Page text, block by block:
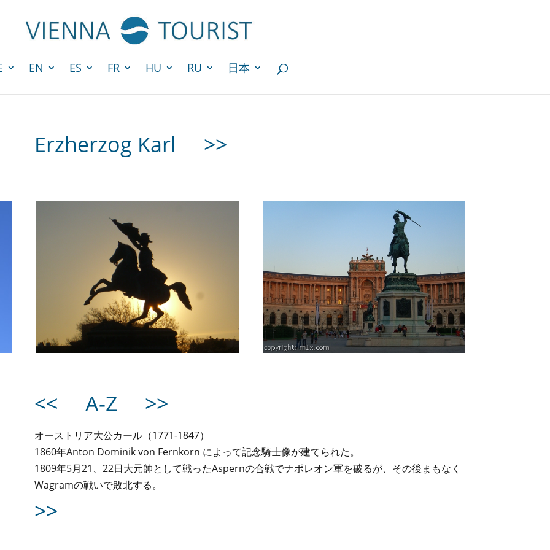
EN ES FR HU RU 日本
Erzherzog Karl >>
<< A-Z >>
オーストリア大公カール（1771-1847）
1860年Anton Dominik von Fernkorn によって記念騎士像が建てられた。
1809年5月21、22日大元帥として戦ったAspernの合戦でナポレオン軍を破るが、その後まもなく
Wagramの戦いで敗北する。
>>